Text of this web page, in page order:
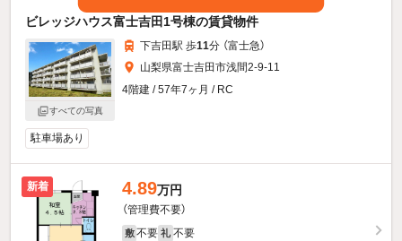
ビレッジハウス富士吉田1号棟の賃貸物件
すべての写真
下吉田駅 歩11分 （富士急）
山梨県富士吉田市浅間2-9-11
4階建 / 57年7ヶ月 / RC
駐車場あり
新着 4.89万円
（管理費不要）
敷 不要 礼 不要